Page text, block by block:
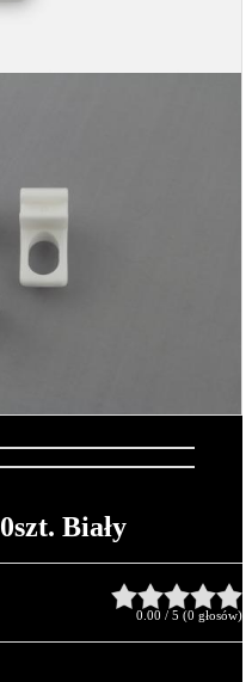
Biały
0.00 / 5 (0 głosów)